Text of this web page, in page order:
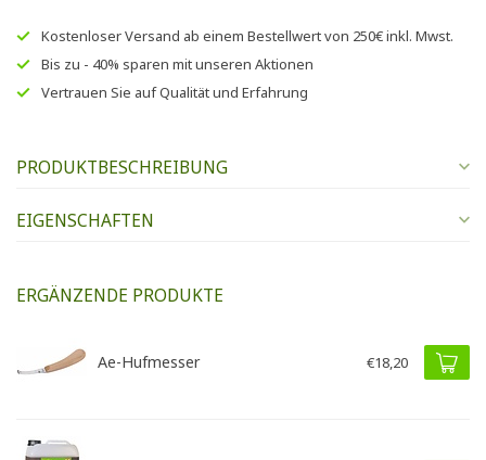
Kostenloser Versand ab einem Bestellwert von 250€inkl. Mwst.
Bis zu - 40% sparen mit unseren Aktionen
Vertrauen Sie aufQualität und Erfahrung
PRODUKTBESCHREIBUNG
EIGENSCHAFTEN
ERGÄNZENDE PRODUKTE
Ae-Hufmesser €18,20